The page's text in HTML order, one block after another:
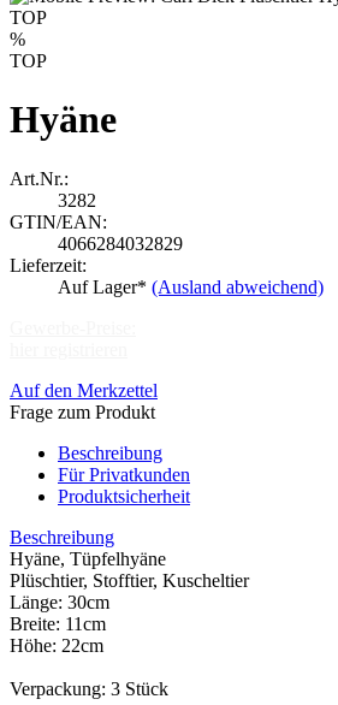
TOP
%
TOP
Hyäne
Art.Nr.:
3282
GTIN/EAN:
4066284032829
Lieferzeit:
Auf Lager* (Ausland abweichend)
Auf den Merkzettel
Frage zum Produkt
Beschreibung
Für Privatkunden
Produktsicherheit
Beschreibung
Hyäne, Tüpfelhyäne
Plüschtier, Stofftier, Kuscheltier
Länge: 30cm
Breite: 11cm
Höhe: 22cm
Verpackung: 3 Stück